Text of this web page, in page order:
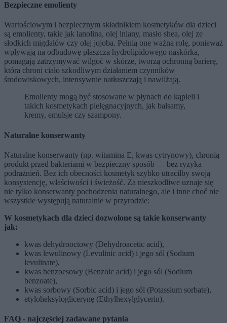
Bezpieczne emolienty
Wartościowym i bezpiecznym składnikiem kosmetyków dla dzieci
są emolienty, takie jak lanolina, olej lniany, masło shea, olej ze
słodkich migdałów czy olej jojoba. Pełnią one ważna rolę, ponieważ
wpływają na odbudowę płaszcza hydrolipidowego naskórka,
pomagają zatrzymywać wilgoć w skórze, tworzą ochronną barierę,
która chroni ciało szkodliwym działaniem czynników
środowiskowych, intensywnie natłuszczają i nawilżają.
Emolienty mogą być stosowane w płynach do kąpieli i
takich kosmetykach pielęgnacyjnych, jak balsamy,
kremy, emulsje czy szampony.
Naturalne konserwanty
Naturalne konserwanty (np. witamina E, kwas cytrynowy), chronią
produkt przed bakteriami w bezpieczny sposób — bez ryzyka
podrażnień. Bez ich obecności kosmetyk szybko utraciłby swoją
konsystencję, właściwości i świeżość. Za nieszkodliwe uznaje się
nie tylko konserwanty pochodzenia naturalnego, ale i inne choć nie
wszystkie występują naturalnie w przyrodzie:
W kosmetykach dla dzieci dozwolone są takie konserwanty
jak:
kwas dehydrooctowy (Dehydroacetic acid),
kwas lewulinowy (Levulinic acid) i jego sól (Sodium
levulinate),
kwas benzoesowy (Benzoic acid) i jego sól (Sodium
benzoate),
kwas sorbowy (Sorbic acid) i jego sól (Potassium sorbate),
etyloheksyloglicerynę (Ethylhexylglycerin).
FAQ - najczęściej zadawane pytania